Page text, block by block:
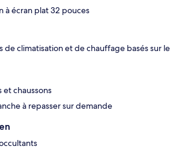
à écran plat 32 pouces
de climatisation et de chauffage basés sur le
et chaussons
à repasser sur demande